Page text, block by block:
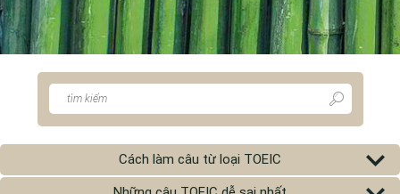
Cách làm câu từ loại TOEIC